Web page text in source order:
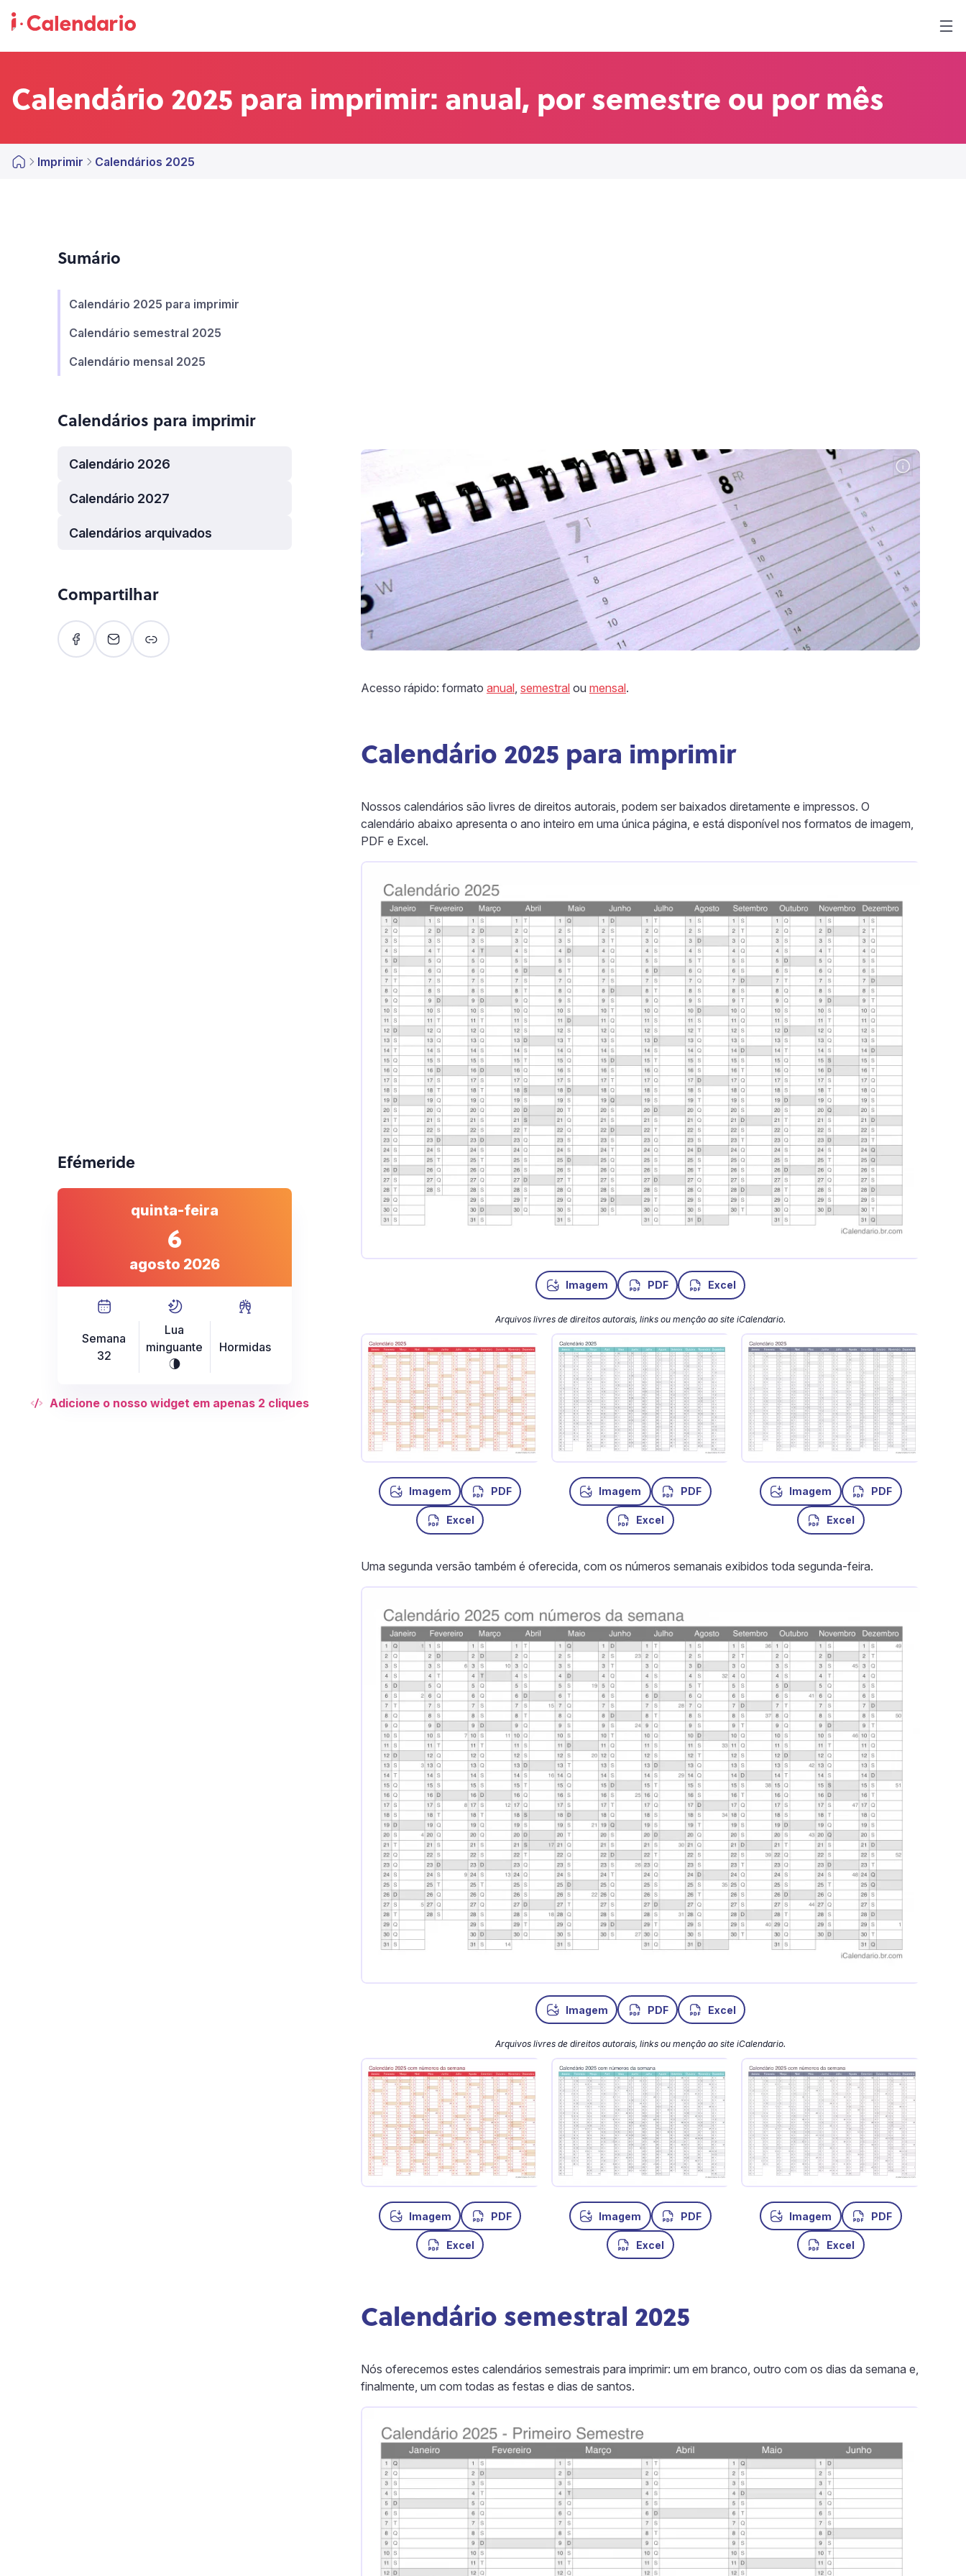
Calendário 2025 para imprimir: anual, por semestre ou por mês
Imprimir Calendários 2025
Acesso rápido: formato anual, semestral ou mensal.
Calendário 2025 para imprimir
Nossos calendários são livres de direitos autorais, podem ser baixados diretamente e impressos. O
calendário abaixo apresenta o ano inteiro em uma única página, e está disponível nos formatos de imagem,
PDF e Excel.
Imagem PDF Excel
Arquivos livres de direitos autorais, links ou menção ao site iCalendario.
Imagem PDF
Excel
Imagem PDF
Excel
Imagem PDF
Excel
Uma segunda versão também é oferecida, com os números semanais exibidos toda segunda-feira.
Imagem PDF Excel
Arquivos livres de direitos autorais, links ou menção ao site iCalendario.
Imagem PDF
Excel
Imagem PDF
Excel
Imagem PDF
Excel
Calendário semestral 2025
Nós oferecemos estes calendários semestrais para imprimir: um em branco, outro com os dias da semana e,
finalmente, um com todas as festas e dias de santos.
Sumário
Calendário 2025 para imprimir
Calendário semestral 2025
Calendário mensal 2025
Calendários para imprimir
Calendário 2026
Calendário 2027
Calendários arquivados
Compartilhar
Efémeride
quinta-feira
6
agosto 2026
Semana
32
Lua
minguante
U
Hormidas
Adicione o nosso widget em apenas 2 cliques